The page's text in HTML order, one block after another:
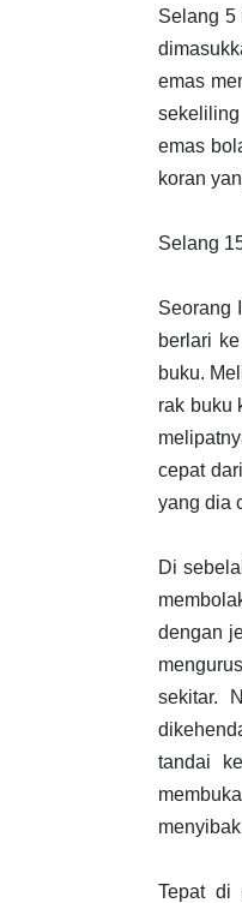
Selang 5
emas
emas
koran
Selang
Seorang
berlari
buku.
rak buku
cepat
yang dia
Di
dengan
sekitar.
tandai
Tepat di